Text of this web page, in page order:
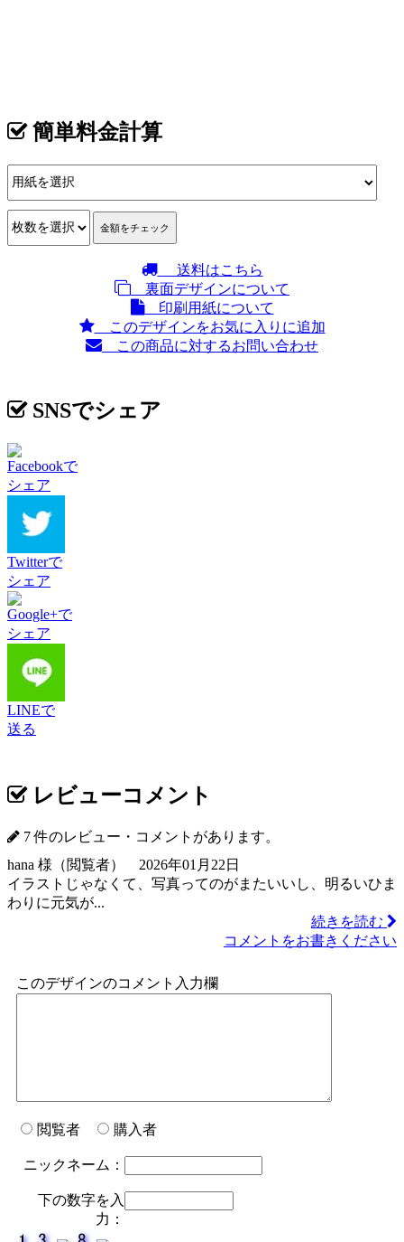
簡単料金計算
送料はこちら
裏面デザインについて
印刷用紙について
このデザインをお気に入りに追加
この商品に対するお問い合わせ
SNSでシェア
Facebookで
シェア
Twitterで
シェア
Google+で
シェア
LINEで
送る
レビューコメント
7 件のレビュー・コメントがあります。
hana 様（閲覧者） 2026年01月22日
イラストじゃなくて、写真ってのがまたいいし、明るいひま
わりに元気が...
続きを読む
コメントをお書きください
このデザインのコメント入力欄
閲覧者 購入者
ニックネーム：
下の数字を入
力：